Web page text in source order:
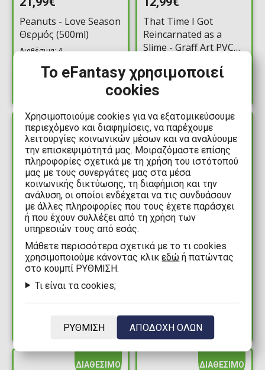
Peanuts - Love Season
Θερμός (500ml)
Διαθέσιμα: 4
That Time I Got
Reincarnated as a
Slime - Graff Art PVC
ΔΙΑΘΕΣΙΜΟ
12,99€
Dune - Fear is the
Mind-Killer Θερμός
(355ml)
ΔΙΑΘΕΣΙΜΟ
19,99€
Marvel - X-Men
ΔΙΑΘΕΣΙΜΟ ΔΙΑΘΕΣΙΜΟ
Το eFantasy χρησιμοποιεί
cookies
Χρησιμοποιούμε cookies για να εξατομικεύσουμε
περιεχόμενο και διαφημίσεις, να παρέχουμε
λειτουργίες κοινωνικών μέσων και να αναλύουμε
την επισκεψιμότητά μας. Μοιραζόμαστε επίσης
πληροφορίες σχετικά με τη χρήση του ιστότοπού
μας με τους συνεργάτες μας στα μέσα
κοινωνικής δικτύωσης, τη διαφήμιση και την
ανάλυση, οι οποίοι ενδέχεται να τις συνδυάσουν
με άλλες πληροφορίες που τους έχετε παράσχει
ή που έχουν συλλέξει από τη χρήση των
υπηρεσιών τους από εσάς.
Mάθετε περισσότερα σχετικά με το τι cookies
χρησιμοποιούμε κάνοντας κλικεδώ ή πατώντας
στο κουμπί ΡΥΘΜΙΣΗ.
Τι είναι τα cookies;
ΡΥΘΜΙΣΗ ΑΠΟΔΟΧΗ ΟΛΩΝ